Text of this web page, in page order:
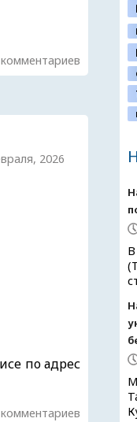
2026
по адрес